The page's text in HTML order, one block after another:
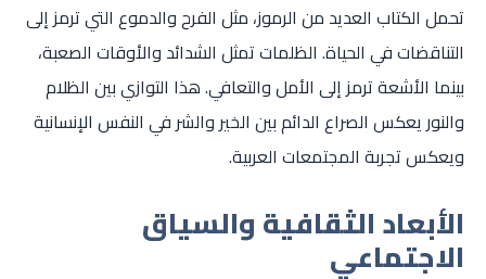
تحمل الكتاب العديد من الرموز، مثل الفرح والدموع التي ترمز إلى
التناقضات في الحياة. الظلمات تمثل الشدائد والأوقات الصعبة،
بينما الأشعة ترمز إلى الأمل والتعافي. هذا التوازي بين الظلام
والنور يعكس الصراع الدائم بين الخير والشر في النفس الإنسانية
ويعكس تجربة المجتمعات العربية.
الأبعاد الثقافية والسياق
الاجتماعي